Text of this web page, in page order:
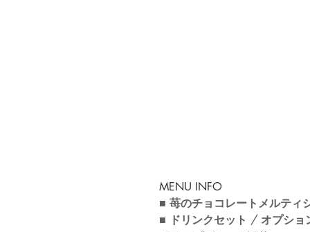
MENU INFO
■ 苺のチョコレートメルティ
■ ドリンクセット / オプショ